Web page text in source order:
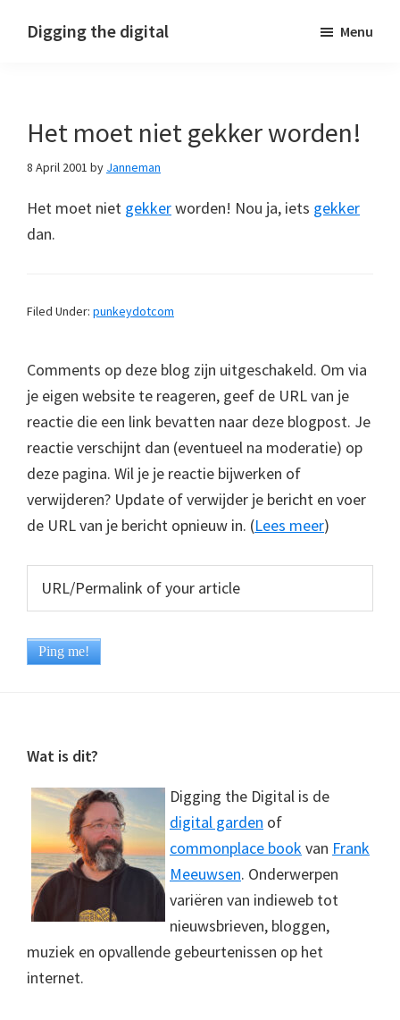
Digging the digital Menu
Het moet niet gekker worden!
8 April 2001 by Janneman
Het moet niet gekkerworden! Nou ja, iets gekker
dan.
Filed Under: punkeydotcom
Comments op deze blog zijn uitgeschakeld. Om via
je eigen website te reageren, geef de URL van je
reactie die een link bevatten naar deze blogpost. Je
reactie verschijnt dan (eventueel na moderatie) op
deze pagina. Wil je je reactie bijwerken of
verwijderen? Update of verwijder je bericht en voer
de URL van je bericht opnieuw in. (Lees meer)
Footer
Wat is dit?
Digging the Digital is de
digital garden of
commonplace bookvan Frank
Meeuwsen. Onderwerpen
variëren van indieweb tot
nieuwsbrieven, bloggen,
muziek en opvallende gebeurtenissen op het
internet.